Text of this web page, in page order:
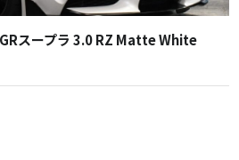
スープラ 3.0 RZ Matte White